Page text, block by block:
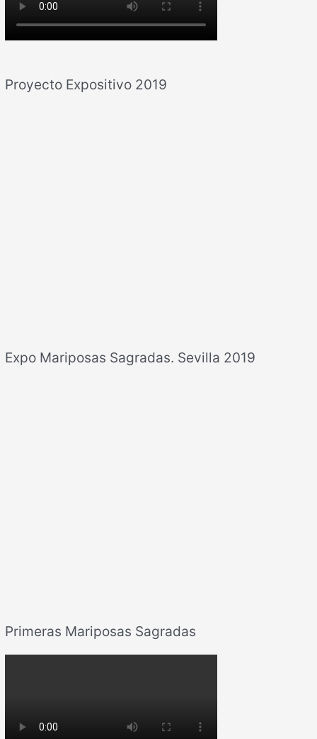
Proyecto Expositivo 2019
Expo Mariposas Sagradas. Sevilla 2019
Primeras Mariposas Sagradas